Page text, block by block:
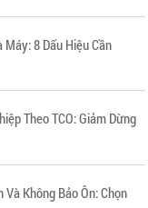
8 Dấu Hiệu Cần
Theo TCO: Giảm Dừng
Không Bảo Ôn: Chọn